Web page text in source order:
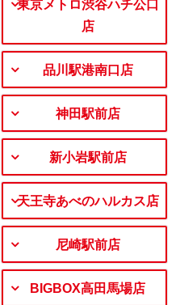
東京メトロ渋谷ハチ公口
店
品川駅港南口店
神田駅前店
新小岩駅前店
天王寺あべのハルカス店
尼崎駅前店
BIGBOX高田馬場店